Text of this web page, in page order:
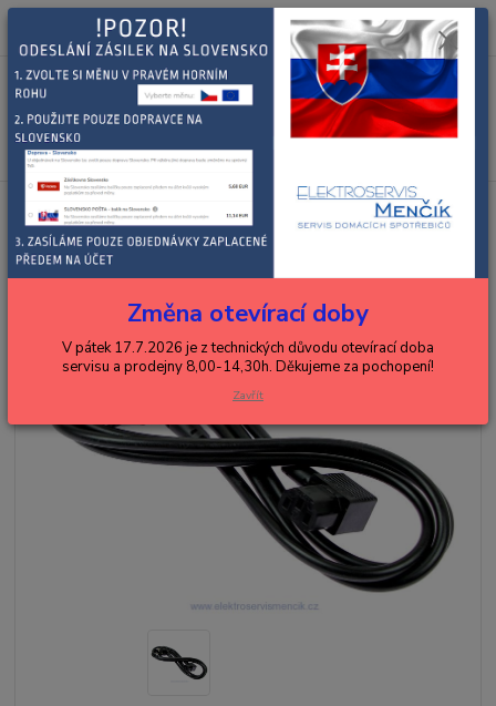
Menu
+420 602 288 130
(Po-Pá, 8-15 hod.)
0ks
za0,00 Kč
DELONGHI
DELONGHI
přívodní kabel
DELONGHI přívodní kabel
Změna otevírací doby
V pátek 17.7.2026 je z technických důvodu otevírací doba
servisu a prodejny 8,00-14,30h. Děkujeme za pochopení!
Zavřít